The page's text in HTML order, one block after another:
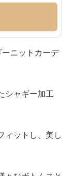
ニットカーデ
シャギー加工
ィットし、美し